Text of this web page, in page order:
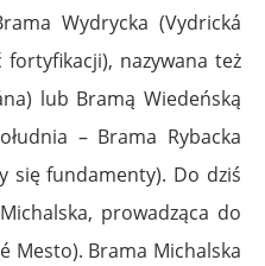
Wydrycka (Vydrická
fortyfikacji), nazywana też
lub Bramą Wiedeńską
– Brama Rybacka
się fundamenty). Do dziś
prowadząca do
Mesto). Brama Michalska